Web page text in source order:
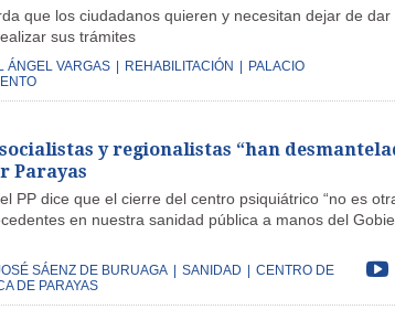
que los ciudadanos quieren y necesitan dejar de dar
sus trámites
ÁNGEL VARGAS REHABILITACIÓN
PALACIO
y regionalistas “han
Parayas
PP dice que el cierre del centro psiquiátrico “no es
en nuestra sanidad pública a manos del
SÁENZ DE BURUAGA SANIDAD
CENTRO DE
DE PARAYAS